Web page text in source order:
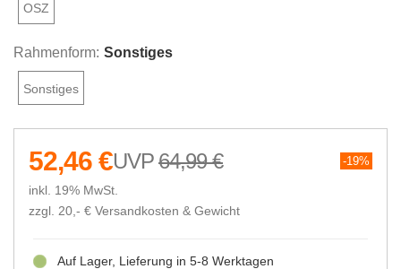
OSZ
Rahmenform: Sonstiges
Sonstiges
64,99 € 19%
52,46 €
inkl. 19% MwSt.
zzgl. 20,- € Versandkosten & Gewicht
Auf Lager, Lieferung in 5-8 Werktagen